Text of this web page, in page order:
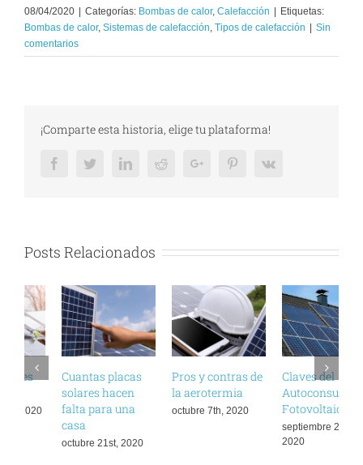
08/04/2020 | Categorías: Bombas de calor, Calefacción | Etiquetas:
Bombas de calor, Sistemas de calefacción Tipos de calefacción | Sin
comentarios
¡Comparte esta historia, elige tu plataforma!
FacebookTwitterLinkedInRedditGoogle+ PinterestVk
Posts Relacionados
Cuantas placas
solares hacen
falta para una
octubre 21st, 2020
Pros y contras de
la aerotermia
octubre 7th, 2020
Claves del
Autoconsumo
Fotovoltaico
septiembre 23rd,